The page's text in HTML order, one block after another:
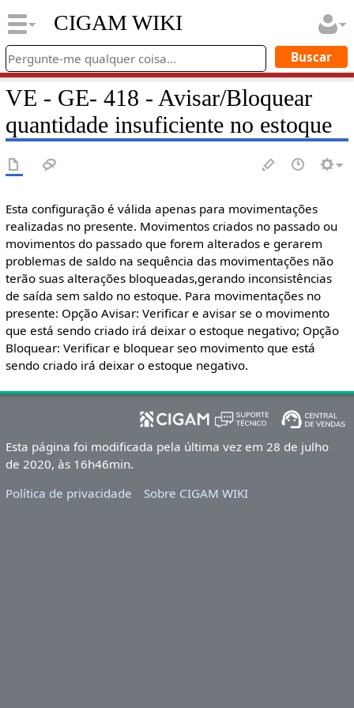
CIGAM WIKI
VE - GE- 418 - Avisar/Bloquear
quantidade insuficiente no estoque
Esta configuração é válida apenas para movimentações
realizadas no presente. Movimentos criados no passado ou
movimentos do passado que forem alterados e gerarem
problemas de saldo na sequência das movimentações não
terão suas alterações bloqueadas,gerando inconsistências
de saída sem saldo no estoque. Para movimentações no
presente: Opção Avisar: Verificar e avisar se o movimento
que está sendo criado irá deixar o estoque negativo; Opção
Bloquear: Verificar e bloquear seo movimento que está
sendo criado irá deixar o estoque negativo.
Esta página foi modificada pela última vez em 28 de julho
de 2020, às 16h46min.
Política de privacidade
Sobre CIGAM WIKI